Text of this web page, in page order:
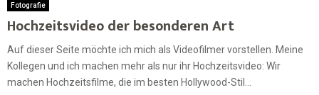
Fotografie
Hochzeitsvideo der besonderen Art
Auf dieser Seite möchte ich mich als Videofilmer vorstellen. Meine
Kollegen und ich machen mehr als nur ihr Hochzeitsvideo: Wir
machen Hochzeitsfilme, die im besten Hollywood-Stil...